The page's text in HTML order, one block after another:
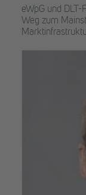
eWpG und
Weg zum